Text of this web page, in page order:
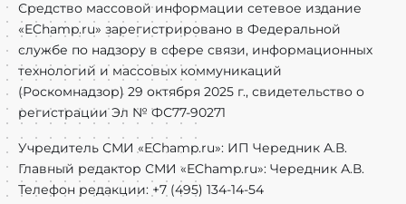
Средство массовой информации сетевое издание
«EChamp.ru» зарегистрировано в Федеральной
службе по надзору в сфере связи, информационных
технологий и массовых коммуникаций
(Роскомнадзор) 29 октября 2025 г., свидетельство о
регистрации Эл № ФС77-90271
Учредитель СМИ «EChamp.ru»: ИП Чередник А.В.
Главный редактор СМИ «EChamp.ru»: Чередник А.В.
Телефон редакции: +7 (495) 134-14-54